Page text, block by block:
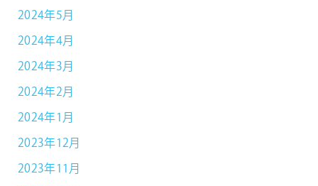
2024年5月
2024年4月
2024年3月
2024年2月
2024年1月
2023年12月
2023年11月